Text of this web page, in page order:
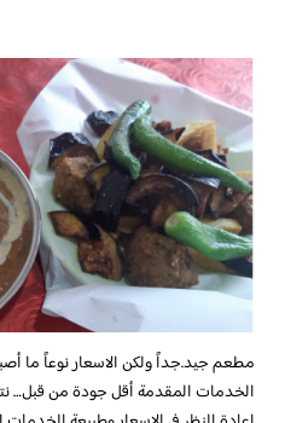
مطعم جيد.جداً ولكن الاسعار نوعاً ما
الخدمات المقدمة أقل جودة من قبل…